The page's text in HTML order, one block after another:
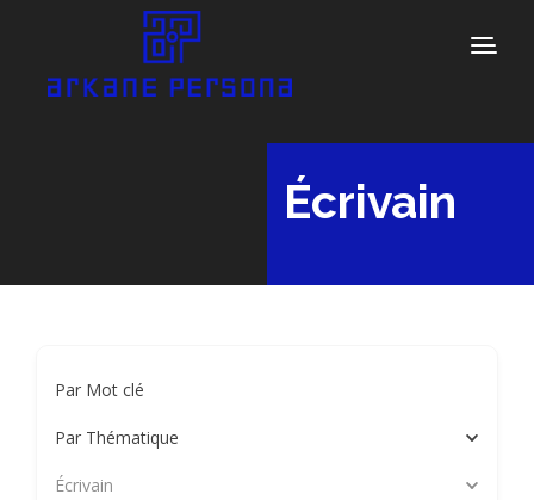
Écrivain
Par Mot clé
Par Thématique
Écrivain